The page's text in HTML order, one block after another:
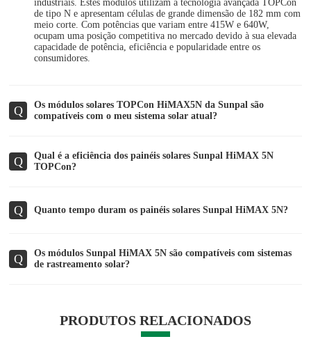
industriais. Estes módulos utilizam a tecnologia avançada TOPCon
de tipo N e apresentam células de grande dimensão de 182 mm com
meio corte. Com potências que variam entre 415W e 640W,
ocupam uma posição competitiva no mercado devido à sua elevada
capacidade de potência, eficiência e popularidade entre os
consumidores.
Q
Os módulos solares TOPCon HiMAX5N da Sunpal são
compatíveis com o meu sistema solar atual?
Q
Qual é a eficiência dos painéis solares Sunpal HiMAX 5N
TOPCon?
Q Quanto tempo duram os painéis solares Sunpal HiMAX 5N?
Q
Os módulos Sunpal HiMAX 5N são compatíveis com sistemas
de rastreamento solar?
PRODUTOS RELACIONADOS